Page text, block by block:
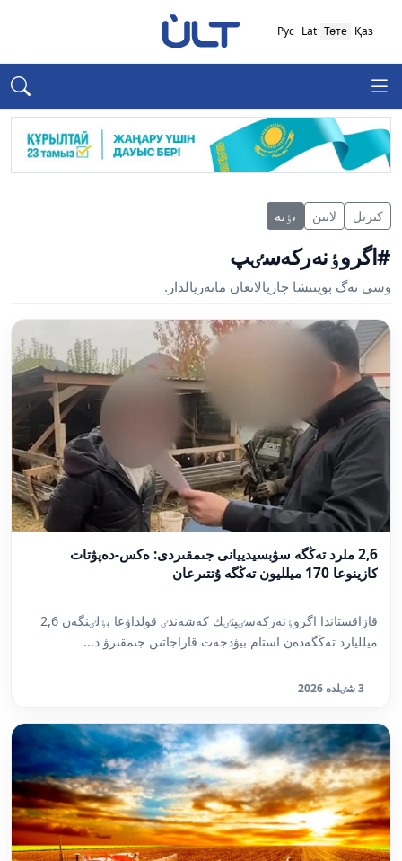
Қаз
Төте
Lat
Рус
كىرىل لاتىن تٶتە
#اگروٶنەركەسٸپ
وسى تەگ بويىنشا جاريالانعان ماتەريالدار.
2,6 ملرد تەڭگە سۋبسيدييانى جىمقىردى: ەكس-دەپۋتات
كازينوعا 170 ميلليون تەڭگە ۇتتىرعان
قازاقستاندا اگروٶنەركەسٸپتٸك كەشەندٸ قولداۋعا بٶلٸنگەن 2,6
ميلليارد تەڭگەدەن استام بيۋدجەت قاراجاتىن جىمقىرۋ د...
3 شٸلدە 2026